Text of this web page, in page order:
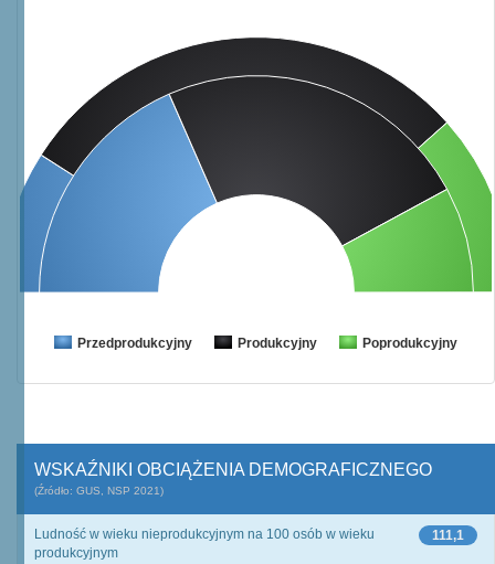
Przedprodukcyjny Produkcyjny Poprodukcyjny
WSKAŹNIKI OBCIĄŻENIA DEMOGRAFICZNEGO
(Źródło: GUS, NSP 2021)
111,1
Ludność w wieku nieprodukcyjnym na 100 osób w wieku
produkcyjnym